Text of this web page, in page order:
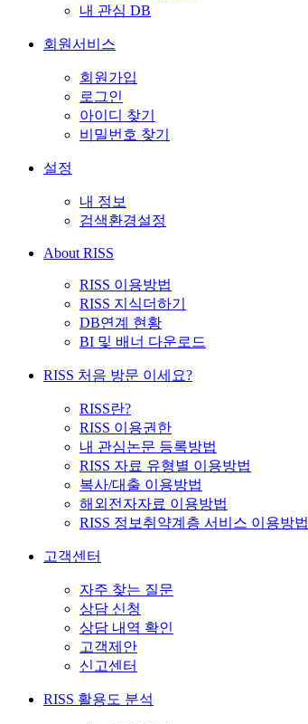
내 관심 DB
회원서비스
회원가입
로그인
아이디 찾기
비밀번호 찾기
설정
내 정보
검색환경설정
About RISS
RISS 이용방법
RISS 지식더하기
DB연계 현황
BI 및 배너 다운로드
RISS 처음 방문 이세요?
RISS란?
RISS 이용권한
내 관심논문 등록방법
RISS 자료 유형별 이용방법
복사/대출 이용방법
해외전자자료 이용방법
RISS 정보취약계층 서비스 이용방법
고객센터
자주 찾는 질문
상담 신청
상담 내역 확인
고객제안
신고센터
RISS 활용도 분석